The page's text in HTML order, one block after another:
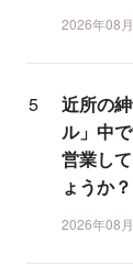
2026年08
近所の
ル」中
営業し
ょうか？
2026年08